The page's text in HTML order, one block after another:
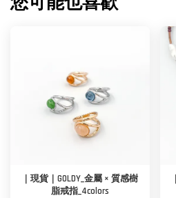
｜現貨｜GOLDY_金屬 × 質感樹
脂戒指_4colors